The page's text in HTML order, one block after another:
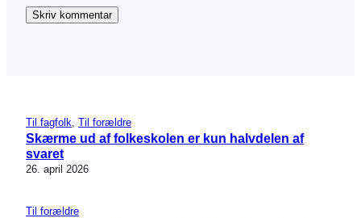
Til fagfolk Til forældre
Skærme ud af folkeskolen er kun halvdelen af
svaret
26. april 2026
Til forældre